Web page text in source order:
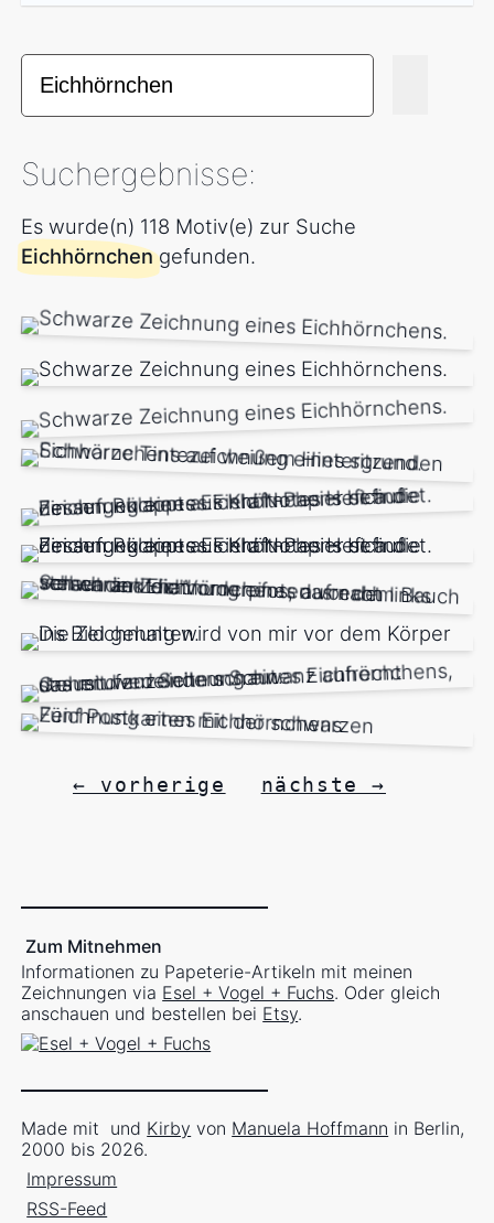
Suchergebnisse:
Es wurde(n) 118 Motiv(e) zur Suche
Eichhörnchengefunden.
← vorherige nächste →
Zum Mitnehmen
Informationen zu Papeterie-Artikeln mit meinen
Zeichnungen via Esel + Vogel + Fuchs. Oder gleich
anschauen und bestellen bei Etsy.
Made mit und Kirby von Manuela Hoffmann in Berlin,
2000 bis 2026.
Impressum
RSS-Feed